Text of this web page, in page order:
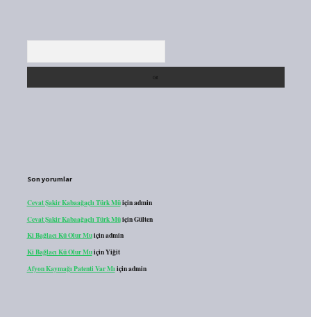
Son yorumlar
Cevat Şakir Kabaağaçlı Türk Müiçinadmin
Cevat Şakir Kabaağaçlı Türk MüiçinGülten
Ki Bağlacı Kü Olur Muiçinadmin
Ki Bağlacı Kü Olur MuiçinYiğit
Afyon Kaymağı Patenti Var Mı içinadmin